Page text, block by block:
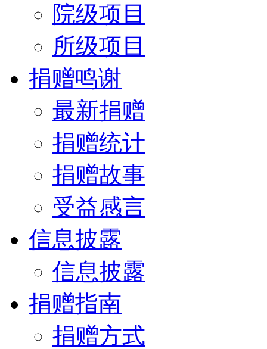
院级项目
所级项目
捐赠鸣谢
最新捐赠
捐赠统计
捐赠故事
受益感言
信息披露
信息披露
捐赠指南
捐赠方式